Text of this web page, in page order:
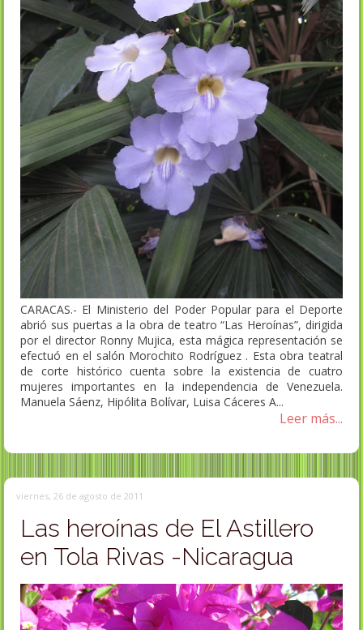
CARACAS.- El Ministerio del Poder Popular para el Deporte
abrió sus puertas a la obra de teatro “Las Heroínas”, dirigida
por el director Ronny Mujica, esta mágica representación se
efectuó en el salón Morochito Rodríguez . Esta obra teatral
de corte histórico cuenta sobre la existencia de cuatro
mujeres importantes en la independencia de Venezuela.
Manuela Sáenz, Hipólita Bolívar, Luisa Cáceres A...
Leer más...
viernes, 26 de agosto de 2011
Las heroínas de El Astillero
en Tola Rivas -Nicaragua